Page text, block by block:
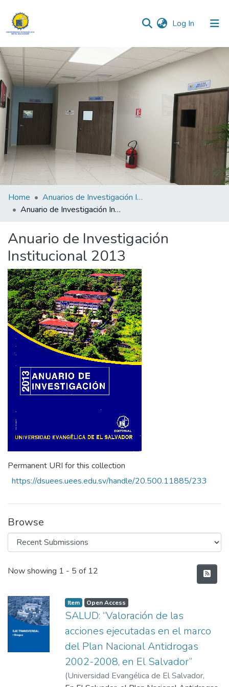
Log In (current)
Communities & Collections
All of DSpace
Statistics
Home
Anuarios de Investigación Institucional
Anuario de Investigación Institucional 2013
Anuario de Investigación
Institucional 2013
Permanent URI for this collection
https://dsuees.uees.edu.sv/handle/20.500.11885/233
Browse
Recent Submissions
Now showing 1 - 5 of 12
Item Open Access
SALUD: “Valoración de las
acciones ejecutadas en el marco
del Plan Nacional Antidrogas
2002-2008, en El Salvador”
(Universidad Evangélica de El Salvador,